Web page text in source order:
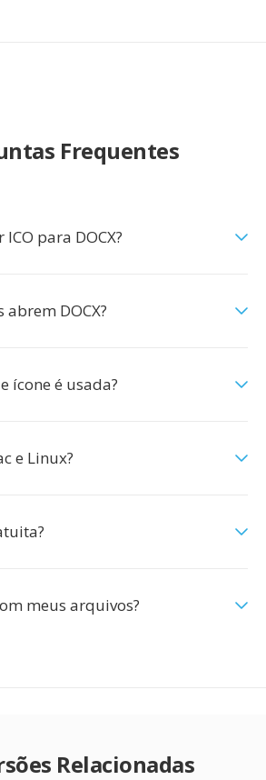
Frequentes
para DOCX?
DOCX?
ícone é usada?
e Linux?
meus arquivos?
Relacionadas